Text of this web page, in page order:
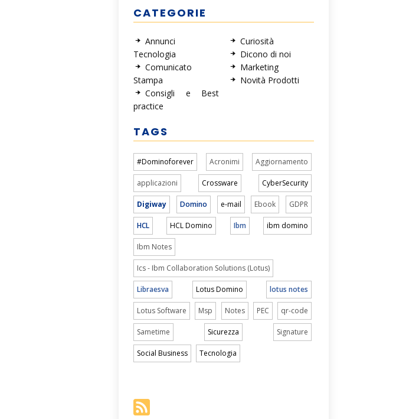
CATEGORIE
Annunci
Tecnologia
Comunicato
Stampa
Consigli e Best
practice
Curiosità
Dicono di noi
Marketing
Novità Prodotti
TAGS
#Dominoforever Acronimi Aggiornamento
applicazioni Crossware CyberSecurity
Digiway Domino e-mail Ebook GDPR
HCL HCL Domino Ibm ibm domino
Ibm Notes
Ics - Ibm Collaboration Solutions (Lotus)
Libraesva Lotus Domino lotus notes
Lotus Software Msp Notes PEC qr-code
Sametime Sicurezza Signature
Social Business Tecnologia